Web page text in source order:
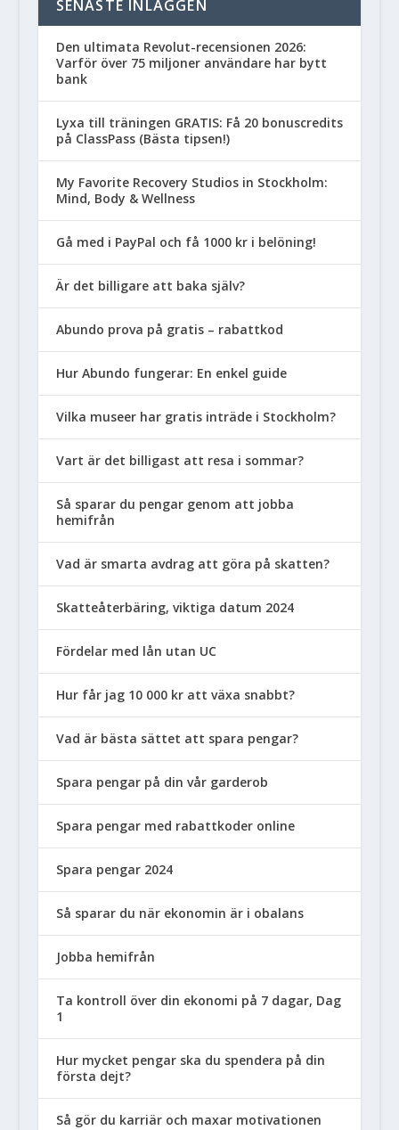
SENASTE INLÄGGEN
Den ultimata Revolut-recensionen 2026:
Varför över 75 miljoner användare har bytt
bank
Lyxa till träningen GRATIS: Få 20 bonuscredits
på ClassPass (Bästa tipsen!)
My Favorite Recovery Studios in Stockholm:
Mind, Body & Wellness
Gå med i PayPal och få 1000 kr i belöning!
Är det billigare att baka själv?
Abundo prova på gratis – rabattkod
Hur Abundo fungerar: En enkel guide
Vilka museer har gratis inträde i Stockholm?
Vart är det billigast att resa i sommar?
Så sparar du pengar genom att jobba
hemifrån
Vad är smarta avdrag att göra på skatten?
Skatteåterbäring, viktiga datum 2024
Fördelar med lån utan UC
Hur får jag 10 000 kr att växa snabbt?
Vad är bästa sättet att spara pengar?
Spara pengar på din vår garderob
Spara pengar med rabattkoder online
Spara pengar 2024
Så sparar du när ekonomin är i obalans
Jobba hemifrån
Ta kontroll över din ekonomi på 7 dagar, Dag
1
Hur mycket pengar ska du spendera på din
första dejt?
Så gör du karriär och maxar motivationen